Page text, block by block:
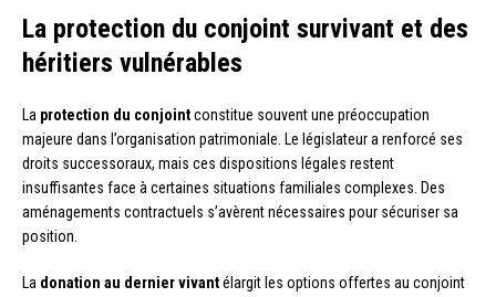
La protection du conjoint survivant et des
héritiers vulnérables
La protection du conjointconstitue souvent une préoccupation
majeure dans l’organisation patrimoniale. Le législateur a renforcé ses
droits successoraux, mais ces dispositions légales restent
insuffisantes face à certaines situations familiales complexes. Des
aménagements contractuels s’avèrent nécessaires pour sécuriser sa
position.
La donation au dernier vivantélargit les options offertes au conjoint